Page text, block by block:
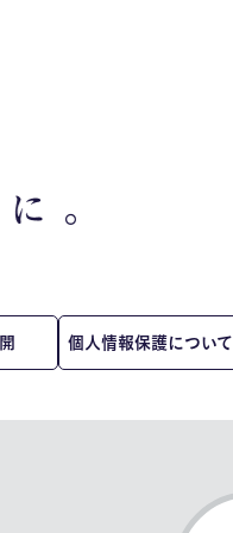
個人情報保護について